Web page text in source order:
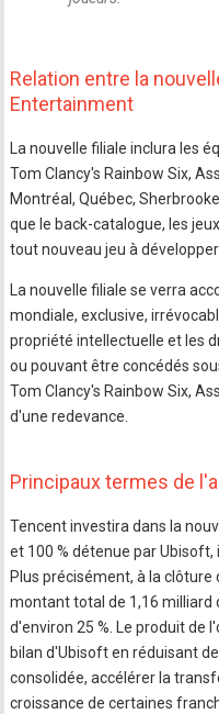
Relation entre la
Entertainment
La nouvelle filiale inclura les
Tom Clancy's Rainbow Six,
Montréal, Québec,
que le back-catalogue, les
tout nouveau jeu à
La nouvelle filiale se verra
mondiale, exclusive,
propriété intellectuelle et les
ou pouvant être concédés
Tom Clancy's Rainbow Six,
d'une redevance.
Principaux termes de
Tencent investira dans la
et 100 % détenue par
Plus précisément, à la
montant total de 1,16 milliard
d'environ 25 %. Le produit de
bilan d'Ubisoft en réduisant
consolidée, accélérer la
croissance de certaines